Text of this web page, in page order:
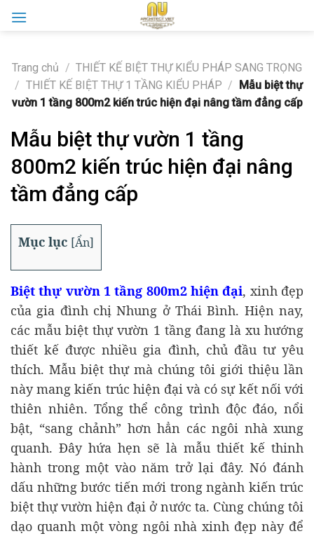
Trang chủ / THIẾT KẾ BIỆT THỰ KIỂU PHÁP SANG TRỌNG
/ THIẾT KẾ BIỆT THỰ 1 TẦNG KIỂU PHÁP / Mẫu biệt thự
vườn 1 tầng 800m2 kiến trúc hiện đại nâng tầm đẳng cấp
Mẫu biệt thự vườn 1 tầng
800m2 kiến trúc hiện đại nâng
tầm đẳng cấp
Mục lục [Ẩn]
Biệt thự vườn 1 tầng 800m2 hiện đại, xinh đẹp
của gia đình chị Nhung ở Thái Bình. Hiện nay,
các mẫu biệt thự vườn 1 tầng đang là xu hướng
thiết kế được nhiều gia đình, chủ đầu tư yêu
thích. Mẫu biệt thự mà chúng tôi giới thiệu lần
này mang kiến trúc hiện đại và có sự kết nối với
thiên nhiên. Tổng thể công trình độc đáo, nổi
bật, “sang chảnh” hơn hẳn các ngôi nhà xung
quanh. Đây hứa hẹn sẽ là mẫu thiết kế thinh
hành trong một vào năm trở lại đây. Nó đánh
dấu những bước tiến mới trong ngành kiến trúc
biệt thự vườn hiện đại ở nước ta. Cùng chúng tôi
dạo quanh một vòng ngôi nhà xinh đẹp này để